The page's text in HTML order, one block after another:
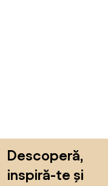
Descoperă,
inspiră-te și